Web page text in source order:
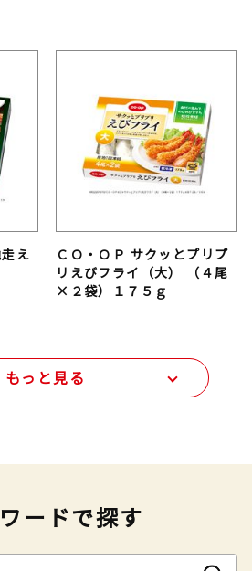
え
ＣＯ・ＯＰ サクッとプリプ
リえびフライ（大） （４尾
×２袋）１７５ｇ
もっと見る
ードで探す